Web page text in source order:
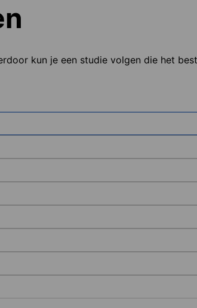
kun je een studie volgen die het